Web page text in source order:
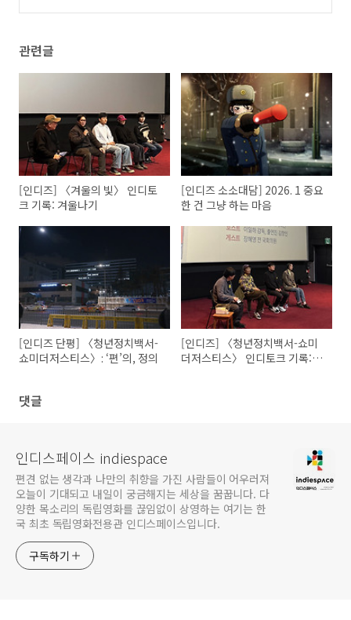
관련글
[인디즈] 〈겨울의 빛〉 인디토
크 기록: 겨울나기
[인디즈 소소대담] 2026. 1 중요
한 건 그냥 하는 마음
[인디즈 단평] 〈청년정치백서-
쇼미더저스티스〉: ‘편’의, 정의
[인디즈] 〈청년정치백서-쇼미
더저스티스〉 인디토크 기록: 1
댓글
인디스페이스 indiespace
편견 없는 생각과 나만의 취향을 가진 사람들이 어우러져
오늘이 기대되고 내일이 궁금해지는 세상을 꿈꿉니다. 다
양한 목소리의 독립영화를 끊임없이 상영하는 여기는 한
국 최초 독립영화전용관 인디스페이스입니다.
구독하기